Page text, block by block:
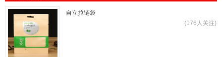
自立拉链袋
(176人关注)